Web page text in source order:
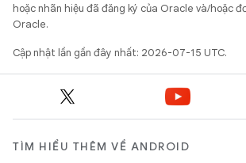
hoặc nhãn hiệu đã đăng ký của Oracle và/hoặc
Oracle.
Cập nhật lần gần đây nhất: 2026-07-15 UTC.
TÌM HIỂU THÊM VỀ ANDROID